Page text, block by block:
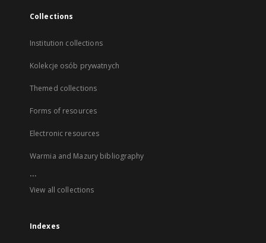
Collections
Institution collections
Kolekcje osób prywatnych
Themed collections
Forms of resources
Electronic resources
Warmia and Mazury bibliography
...
View all collections
Indexes